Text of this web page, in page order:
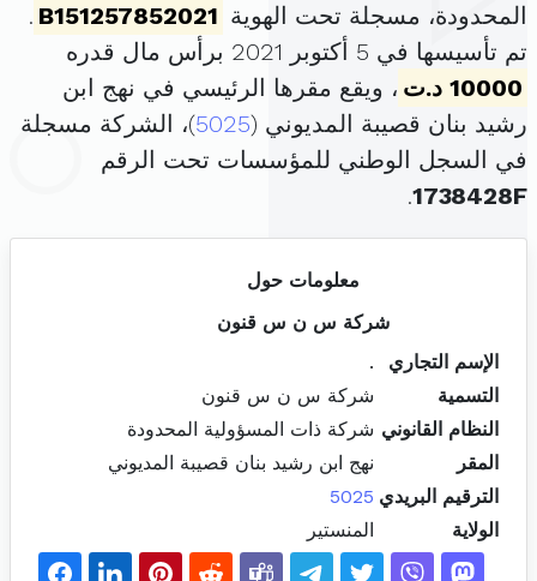
المحدودة، مسجلة تحت الهوية B151257852021
.
تم تأسيسها في 5 أكتوبر 2021 برأس مال قدره
10000 د.ت
، ويقع مقرها الرئيسي في نهج ابن
رشيد بنان قصيبة المديوني (5025)، الشركة مسجلة
في السجل الوطني للمؤسسات تحت الرقم
1738428F
.
معلومات حول
شركة س ن س قنون
الإسم التجاري
.
التسمية
شركة س ن س قنون
النظام القانوني شركة ذات المسؤولية المحدودة
المقر
نهج ابن رشيد بنان قصيبة المديوني
الترقيم البريدي 5025
الولاية
المنستير